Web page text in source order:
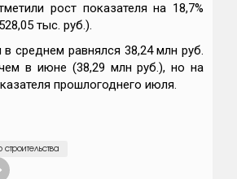
рост показателя на 18,7%
тыс. руб.).
среднем равнялся 38,24 млн руб.
в июне (38,29 млн руб.), но на
прошлогоднего июля.